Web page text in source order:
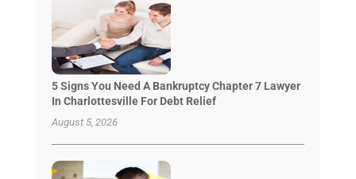
5 Signs You Need A Bankruptcy Chapter 7 Lawyer
In Charlottesville For Debt Relief
August 5, 2026